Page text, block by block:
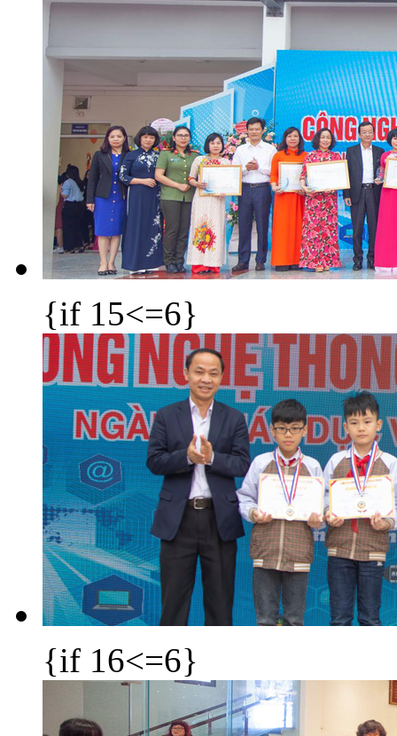
{if 15<=6}
{if 16<=6}